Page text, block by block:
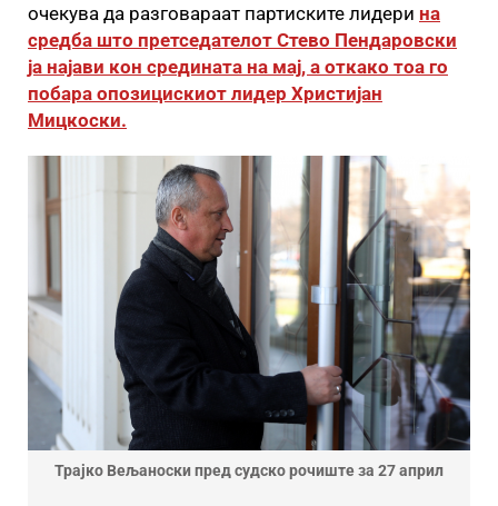
очекува да разговараат партиските лидери на
средба што претседателот Стево Пендаровски
ја најави кон средината на мај, а откако тоа го
побара опозицискиот лидер Христијан
Мицкоски.
Трајко Вељаноски пред судско рочиште за 27 април